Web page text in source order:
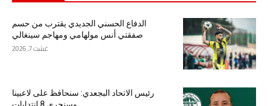
الدفاع الحسني الجديدي يقترب من حسم
صفقتي أنس مولهامي ومهاجم سينغالي
غشت 7, 2026
رئيس الاتحاد البجعدي: سنحافظ على لاعبينا
وسنجري 8 انتدابات